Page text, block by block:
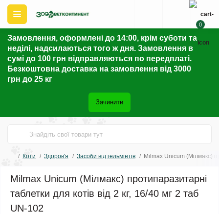
Замовлення, оформлені до 14:00, крім суботи та
неділі, надсилаються того ж дня. Замовлення в
сумі до 100 грн відправляються по передплаті.
Безкоштовна доставка на замовлення від 3000
грн до 25 кг
Зачинити
0
Коти Здоров'я Засоби від гельмінтів Milmax Unicum (Мілмакс)
Milmax Unicum (Мілмакс) протипаразитарні
таблетки для котів від 2 кг, 16/40 мг 2 таб
UN-102